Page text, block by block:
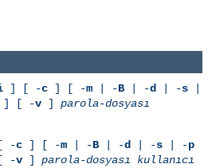
] [ -c ] [ -m | -B | -d | -s
] [ -v ] parola-dosyası
-c ] [ -m | -B | -d | -s | -p
-v ] parola-dosyası
kullanıcı